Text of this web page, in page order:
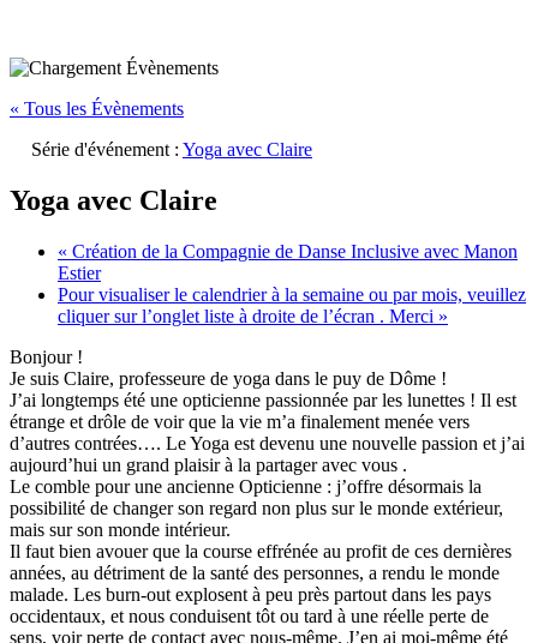
« Tous les Évènements
Série d'événement : Yoga avec Claire
Yoga avec Claire
« Création de la Compagnie de Danse Inclusive avec Manon
Estier
Pour visualiser le calendrier à la semaine ou par mois, veuillez
cliquer sur l’onglet liste à droite de l’écran . Merci »
Bonjour !
Je suis Claire, professeure de yoga dans le puy de Dôme !
J’ai longtemps été une opticienne passionnée par les lunettes ! Il est
étrange et drôle de voir que la vie m’a finalement menée vers
d’autres contrées…. Le Yoga est devenu une nouvelle passion et j’ai
aujourd’hui un grand plaisir à la partager avec vous .
Le comble pour une ancienne Opticienne : j’offre désormais la
possibilité de changer son regard non plus sur le monde extérieur,
mais sur son monde intérieur.
Il faut bien avouer que la course effrénée au profit de ces dernières
années, au détriment de la santé des personnes, a rendu le monde
malade. Les burn-out explosent à peu près partout dans les pays
occidentaux, et nous conduisent tôt ou tard à une réelle perte de
sens, voir perte de contact avec nous-même. J’en ai moi-même été